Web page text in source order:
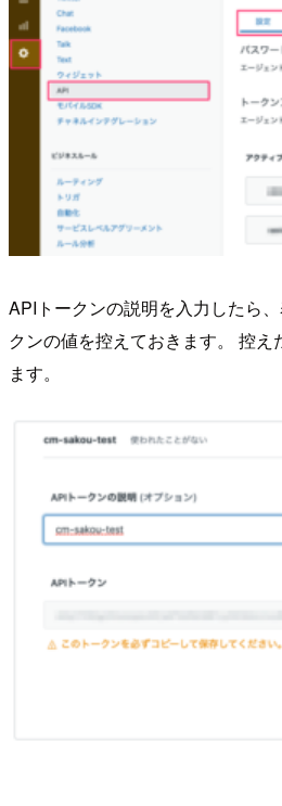
APIトークンの説明を入力したら
クンの値を控えておきます。 控え
ます。